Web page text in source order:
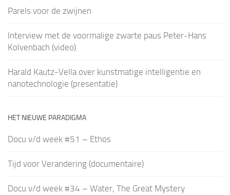
Parels voor de zwijnen
Interview met de voormalige zwarte paus Peter-Hans
Kolvenbach (video)
Harald Kautz-Vella over kunstmatige intelligentie en
nanotechnologie (presentatie)
HET NIEUWE PARADIGMA
Docu v/d week #51 – Ethos
Tijd voor Verandering (documentaire)
Docu v/d week #34 – Water, The Great Mystery